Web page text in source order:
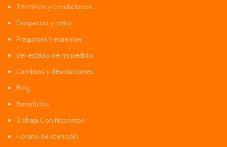
Términos y condiciones
Despacho y retiro
Preguntas frecuentes
Ver estado de mi pedido
Cambios y devoluciones
Blog
Beneficios
Trabaja Con Nosotros
Horario de atención